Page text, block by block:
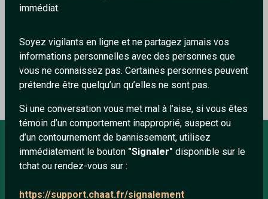
immédiat.
Soyez vigilants en ligne et ne partagez jamais vos
informations personnelles avec des personnes que
vous ne connaissez pas. Certaines personnes peuvent
prétendre être quelqu’un qu’elles ne sont pas.
Si une conversation vous met mal à l’aise, si vous êtes
témoin d’un comportement inapproprié, suspect ou
d’un contournement de bannissement, utilisez
immédiatement le bouton "Signaler" disponible sur le
tchat ou rendez-vous sur :
https://support.chaat.fr/signalement
Salut belle homme
0
Répondre
À PROPOS